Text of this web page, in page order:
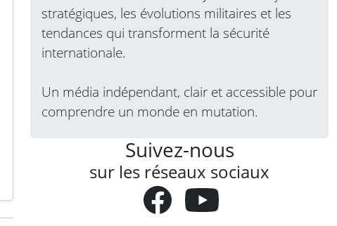
stratégiques, les évolutions militaires et les
tendances qui transforment la sécurité
internationale.
Un média indépendant, clair et accessible pour
comprendre un monde en mutation.
Suivez-nous
sur les réseaux sociaux